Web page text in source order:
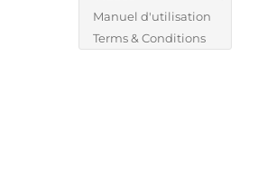
Manuel d'utilisation
Terms & Conditions